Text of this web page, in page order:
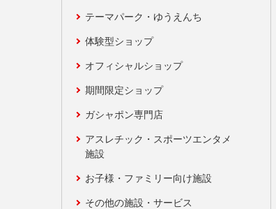
テーマパーク・ゆうえんち
体験型ショップ
オフィシャルショップ
期間限定ショップ
ガシャポン専門店
アスレチック・スポーツエンタメ
施設
お子様・ファミリー向け施設
その他の施設・サービス